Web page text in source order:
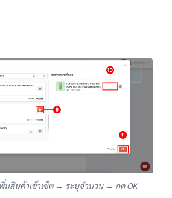
มสินค้าเข้าเซ็ต → ระบุจำนวน → กด OK